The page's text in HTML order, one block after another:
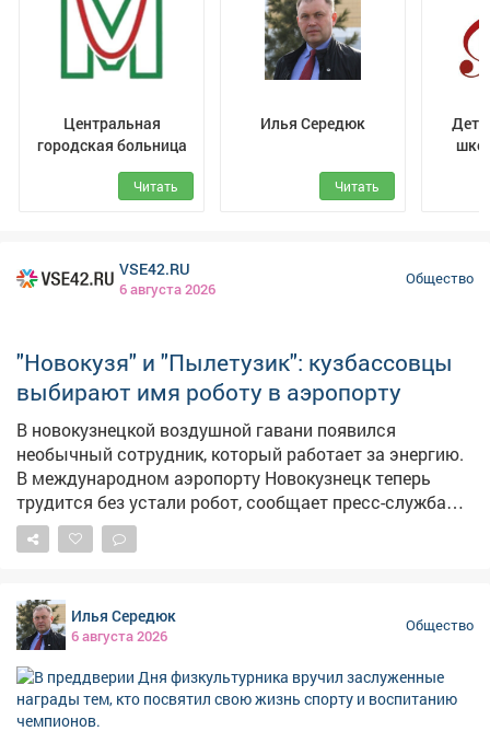
творческий номер!
Центральная
городская больница
Читать
Илья Середюк
Читать
VSE42.RU
6 августа 2026
Общество
"Новокузя" и "Пылетузик": кузбассовцы
выбирают имя роботу в аэропорту
В новокузнецкой воздушной гавани появился
необычный сотрудник, который работает за энергию.
В международном аэропорту Новокузнецк теперь
трудится без устали робот, сообщает пресс-служба
аэрогавани. Инновационный работник
самостоятельно чистит пол. – Он внимательно следит
аккуратно объезжает, а если путь занят, остановится
и подождёт. Перед началом уборки обязательно
предупредит пассажиров, чтобы всем было
комфортно, – сказали в аэропорту. Кузбассовцам
предложено выбрать имя для роботизированного
трудяги: варианты принимаются до 10 августа в
Илья Середюк
6 августа 2026
Общество